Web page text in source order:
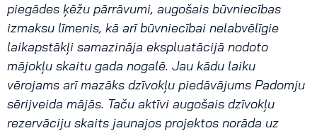
piegādes ķēžu pārrāvumi, augošais būvniecības
izmaksu līmenis, kā arī būvniecībai nelabvēlīgie
laikapstākļi samazināja ekspluatācijā nodoto
mājokļu skaitu gada nogalē. Jau kādu laiku
vērojams arī mazāks dzīvokļu piedāvājums Padomju
sērijveida mājās. Taču aktīvi augošais dzīvokļu
rezervāciju skaits jaunajos projektos norāda uz